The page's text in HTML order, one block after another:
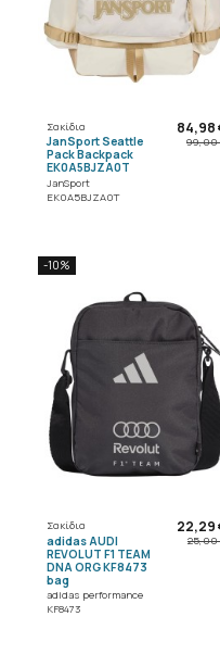
Σακίδια
JanSport Seattle
Pack Backpack
EK0A5BJZA0T
JanSport
EK0A5BJZA0T
84,98
99,00
-10%
Σακίδια
adidas AUDI
REVOLUT F1 TEAM
DNA ORG KF8473
bag
adidas performance
KF8473
22,29
25,00